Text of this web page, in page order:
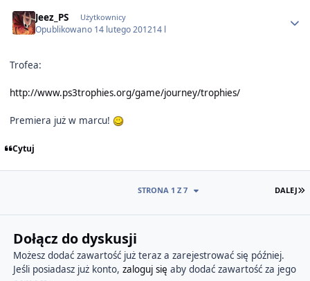
Jeez_PS Użytkownicy
Opublikowano 14 lutego 201214 l
Trofea:
http://www.ps3trophies.org/game/journey/trophies/
Premiera już w marcu!
Cytuj
DALEJ
STRONA 1 Z 7
Dołącz do dyskusji
Możesz dodać zawartość już teraz a zarejestrować się później.
Jeśli posiadasz już konto, zaloguj się aby dodać zawartość za jego